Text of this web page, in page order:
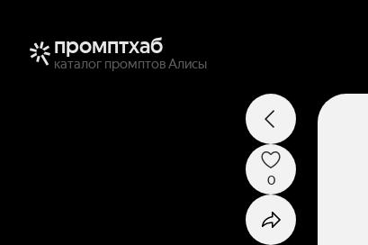
промптхаб
каталог промптов Алисы
0